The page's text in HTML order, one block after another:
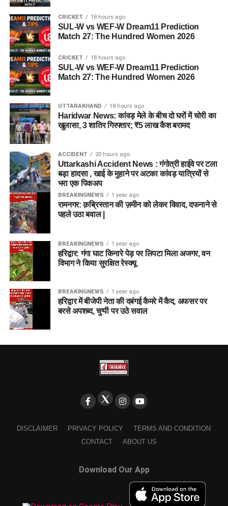
CRICKET 18 hours ago
SUL-W vs WEF-W Dream11 Prediction
Match 27: The Hundred Women 2026
CRICKET 18 hours ago
SUL-W vs WEF-W Dream11 Prediction
Match 27: The Hundred Women 2026
UTTARAKHAND 18 hours ago
Haridwar News: कांवड़ मेले के बीच दो घरों में चोरी का
खुलासा, 3 शातिर गिरफ्तार; ₹5 लाख कैश बरामद
ACCIDENT 20 hours ago
Uttarkashi Accident News : गंगोत्री हाईवे पर टला
बड़ा हादसा , खाई के मुहाने पर अटका कांवड़ यात्रियों से
भरा एक पिकअप
BREAKINGNEWS 1 year ago
रामनगर: क़ब्रिस्तान की ज़मीन को लेकर विवाद, दफनाने से
पहले उठा बवाल |
BREAKINGNEWS 1 year ago
हरिद्वार: गंगा घाट किनारे पेड़ पर लिपटा मिला अजगर, वन
विभाग ने किया सुरक्षित रेस्क्यू
BREAKINGNEWS 1 year ago
हरिद्वार में बीजेपी नेता की दबंगई कैमरे में कैद, अफसर पर
बरसे अपशब्द, चुप्पी पर उठे सवाल
DISCLAIMER PRIVACY POLICY
TERMS AND CONDITION
CONTACT
ABOUT US
Download Our App